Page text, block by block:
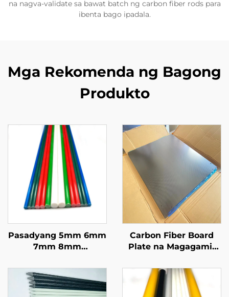
na nagva-validate sa bawat batch ng carbon fiber rods para
ibenta bago ipadala.
Mga Rekomenda ng Bagong
Produkto
Pasadyang 5mm 6mm
7mm 8mm
GFRP Pultrusion Solid
Fiberglass Stake para
sa Agricultural Stake
Carbon Fiber Board
Plate na Magagamit
2mm 2.5mm 3mm
4mm 3K Glossy
Surface Carbon Fiber